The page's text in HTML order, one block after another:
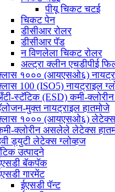
पीयू चिकट चटई
चिकट पेन
डीसीआर रोलर
डीसीआर पॅड
न विणलेला चिकट रोलर
अल्ट्रा क्लीन एचडीपीई
१००० (आयएसओ६)
100 (ISO5) नायट्राइल
स्टॅटिक (ESD) कमी-क्लोरीन
मुक्त नायट्राइल हातमोजे
१००० (आयएसओ६) लेटेक्स
क्लोरीन असलेले लेटेक्स
ड्युटी लेटेक्स ग्लोव्हज
उत्पादने
बॅकपॅक
गारमेंट
ईएसडी पॅन्ट